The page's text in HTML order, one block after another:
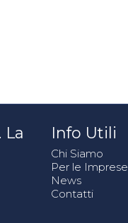
La
Info Utili
Chi Siamo
Per le Imprese
News
Contatti